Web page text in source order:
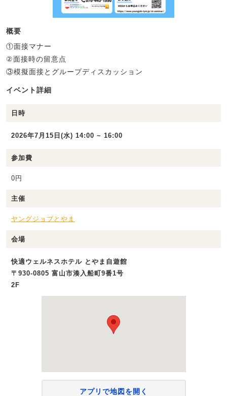
概要
①面接マナー
②面接時の留意点
③模擬面接とグループディスカッション
イベント詳細
日時
2026年7月15日(水) 14:00 ~ 16:00
参加費
0円
主催
ヤングジョブとやま
会場
快適ウェルネスホテル とやま自遊館
〒930-0805 富山市湊入船町9番1号
2F
アプリで地図を開く